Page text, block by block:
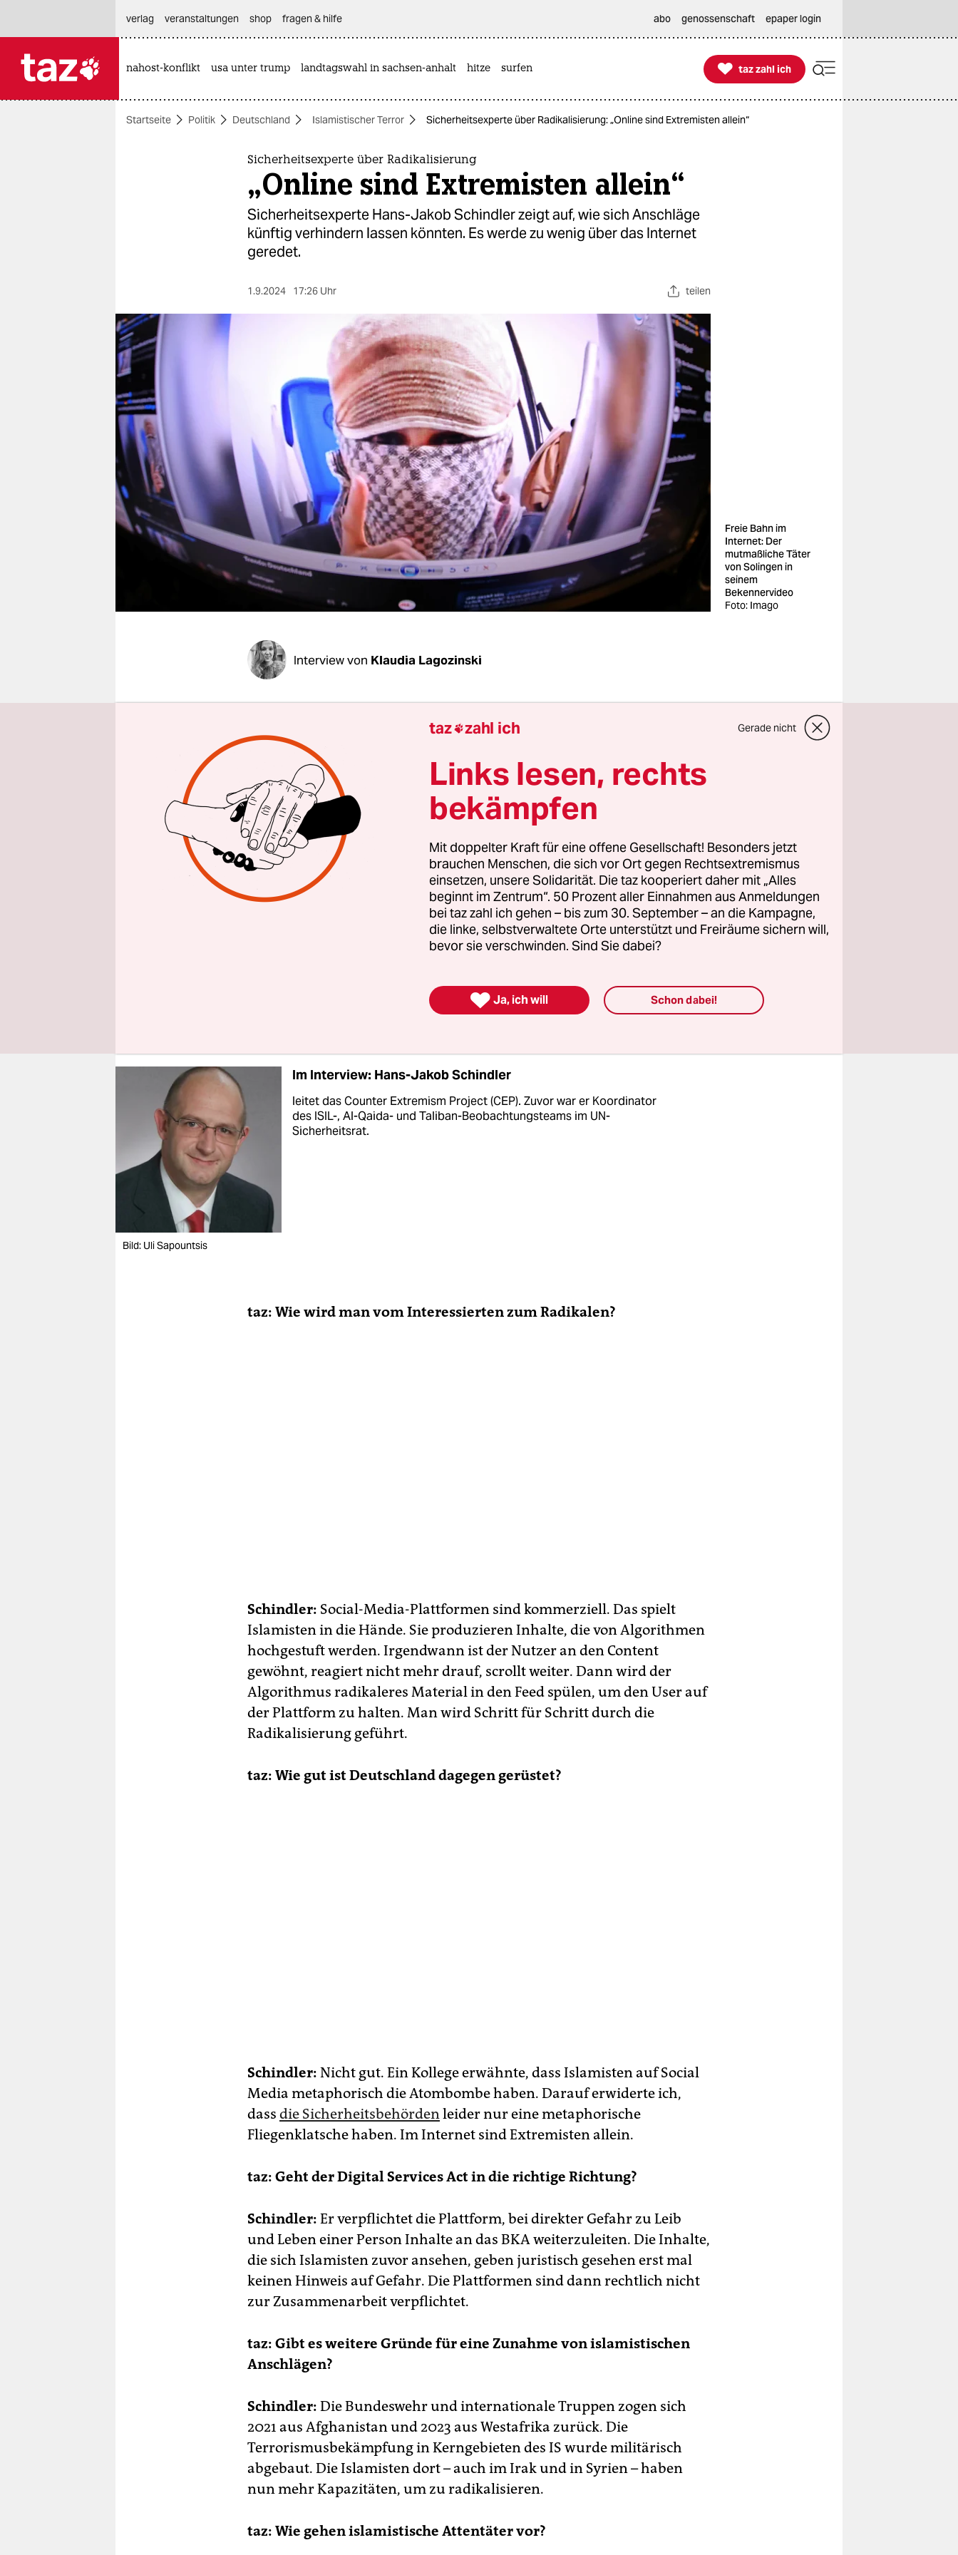
themen
berlin
nord
wahrheit
verlag
verlag
veranstaltungen
shop
fragen & hilfe
unterstützen
genossenschaft
verlag
veranstaltungen shop fragen & hilfe abo genossenschaft epaper login
nahost-konflikt usa unter trump landtagswahl in sachsen-anhalt hitze surfen 
taz zahl ich
taz zahl ich
Startseite Politik Deutschland Islamistischer Terror Sicherheitsexperte über Radikalisierung: „Online sind Extremisten allein“
Sicherheitsexperte über Radikalisierung
„Online sind Extremisten allein“
Sicherheitsexperte Hans-Jakob Schindler zeigt auf, wie sich Anschläge
künftig verhindern lassen könnten. Es werde zu wenig über das Internet
geredet.
1.9.2024 17:26 Uhr teilen
Freie Bahn im
Internet: Der
mutmaßliche Täter
von Solingen in
seinem
Bekennervideo
Foto: Imago
Interview von Klaudia Lagozinski
taz: Herr Schindler, es scheint, als hätte sich
Attentäter von Solingen
in Deutschland radikalisiert. Wie hat sich
Radikalisierung in den letzten Jahren verändert?
Hans-Jakob Schindler:
Es gab einen Shift von offline zu online. Der
Content im extremistisch-islamistischen Bereich ist professionell.
Inhalte werden in zwei, drei Minuten vermittelt.
taz: Wie radikalisiert der ISim Netz?
Aus Neugier schaut jemand, was der IS veröffentlicht hat.
Findet erst banale Narrative. Darüber, was man essen darf, ob man
scheint auf alles eine Antwort zu haben. Es gibt kein sowohl als auch,
Bild: Uli Sapountsis
Im Interview: Hans-Jakob Schindler
leitet das Counter Extremism Project (CEP). Zuvor war er Koordinator
des ISIL-, Al-Qaida- und Taliban-Be­ob­achtungs­teams im UN-
Sicherheitsrat.
taz: Wie wird man vom Interessierten zum Radikalen?
Schindler: Social-Media-Plattformen sind kommerziell. Das spielt
Islamisten in die Hände. Sie produzieren Inhalte, die von Algorithmen
hochgestuft werden. Irgendwann ist der Nutzer an den Content
gewöhnt, reagiert nicht mehr drauf, ­scrollt weiter. Dann wird der
Algorithmus radikaleres Material in den Feed spülen, um den User auf
der Plattform zu halten. Man wird Schritt für Schritt durch die
Radikalisierung geführt.
taz: Wie gut ist Deutschland dagegen gerüstet?
Schindler: Nicht gut. Ein Kollege erwähnte, dass Islamisten auf Social
Media metaphorisch die Atombombe haben. Darauf erwiderte ich,
dass die Sicherheitsbehörden leider nur eine metaphorische
Fliegenklatsche haben. Im Internet sind Extremisten allein.
taz: Geht der Digital Services Act in die richtige Richtung?
Schindler: Er verpflichtet die Plattform, bei direkter Gefahr zu Leib
und Leben einer Person Inhalte an das BKA weiterzuleiten. Die Inhalte,
die sich Islamisten zuvor ansehen, geben juristisch gesehen erst mal
keinen Hinweis auf Gefahr. Die Plattformen sind dann rechtlich nicht
zur Zusammenarbeit verpflichtet.
taz: Gibt es weitere Gründe für eine Zunahme von islamistischen
Anschlägen?
Schindler: Die Bundeswehr und internationale Truppen zogen sich
2021 aus Afghanistan und 2023 aus Westafrika zurück. Die
Terrorismusbekämpfung in Kerngebieten des IS wurde militärisch
abgebaut. Die Islamisten dort – auch im Irak und in Syrien – haben
nun mehr Kapazitäten, um zu radikalisieren.
taz: Wie gehen islamistische Attentäter vor?
taz zahl ich Gerade nicht
Links lesen, rechts
bekämpfen
Mit doppelter Kraft für eine offene Gesellschaft! Besonders jetzt
brauchen Menschen, die sich vor Ort gegen Rechtsextremismus
einsetzen, unsere Solidarität. Die taz kooperiert daher mit „Alles
beginnt im Zentrum“. 50 Prozent aller Einnahmen aus Anmeldungen
bei taz zahl ich gehen – bis zum 30. September – an die Kampagne,
die linke, selbstverwaltete Orte unterstützt und Freiräume sichern will,
bevor sie verschwinden. Sind Sie dabei?
 Ja, ich will Schon dabei!